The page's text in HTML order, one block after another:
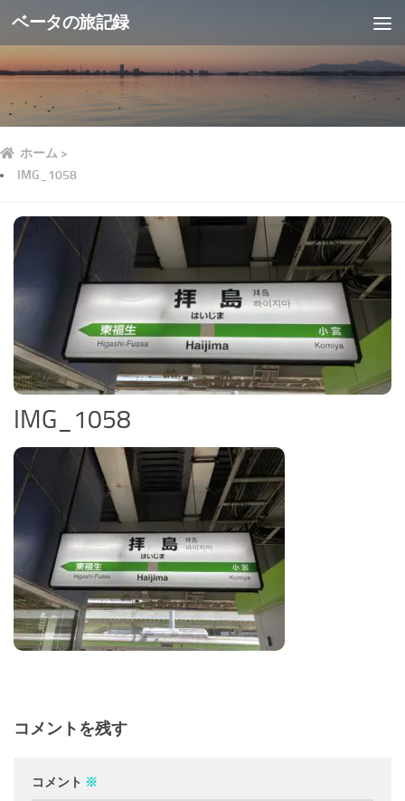
ベータの旅記録
ホーム >
IMG_1058
IMG_1058
コメントを残す
コメント ※